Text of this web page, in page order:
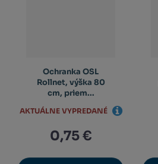
Ochranka OSL
Rollnet, výška 80
cm, priem...
0,75 €
AKTUÁLNE VYPREDANÉ